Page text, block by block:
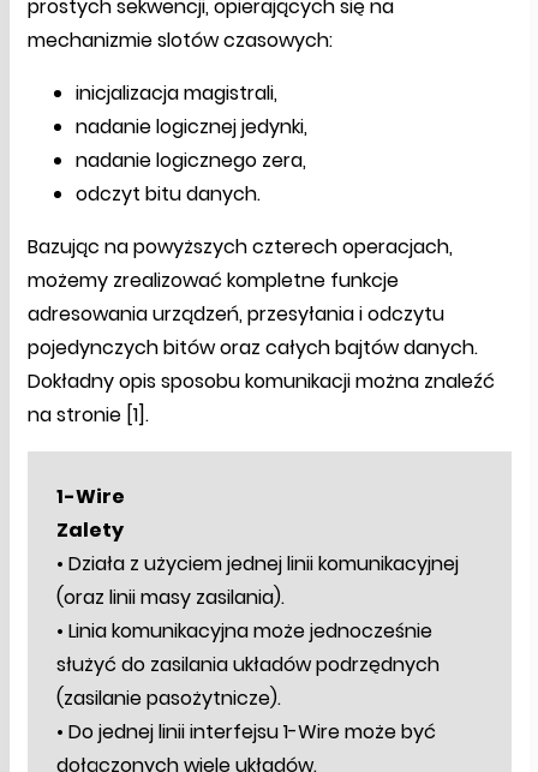
prostych sekwencji, opierających się na
mechanizmie slotów czasowych:
inicjalizacja magistrali,
nadanie logicznej jedynki,
nadanie logicznego zera,
odczyt bitu danych.
Bazując na powyższych czterech operacjach,
możemy zrealizować kompletne funkcje
adresowania urządzeń, przesyłania i odczytu
pojedynczych bitów oraz całych bajtów danych.
Dokładny opis sposobu komunikacji można znaleźć
na stronie [1].
1-Wire
Zalety
• Działa z użyciem jednej linii komunikacyjnej
(oraz linii masy zasilania).
• Linia komunikacyjna może jednocześnie
służyć do zasilania układów podrzędnych
(zasilanie pasożytnicze).
• Do jednej linii interfejsu 1-Wire może być
dołączonych wiele układów.